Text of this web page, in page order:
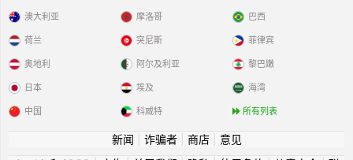
澳大利亚
荷兰
奥地利
日本
中国
摩洛哥
突尼斯
阿尔及利亚
埃及
科威特
巴西
菲律宾
黎巴嫩
海湾
所有列表
新闻 诈骗者| 商店| 意见